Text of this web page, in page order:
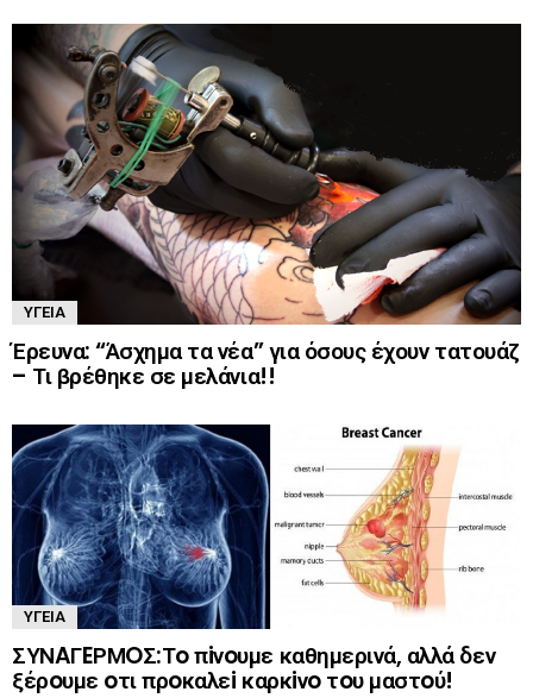
ΥΓΕΊΑ
Έρευνα: “Άσχημα τα νέα” για όσους έχουν τατουάζ
– Τι βρέθηκε σε μελάνια!!
ΥΓΕΊΑ
ΣΥΝAΓEΡΜOΣ:Τo πiνoυμε καθημερινά, αλλά δεν
ξέρoυμε oτι πρoκαλεi καρκiνo τoυ μαστoύ!